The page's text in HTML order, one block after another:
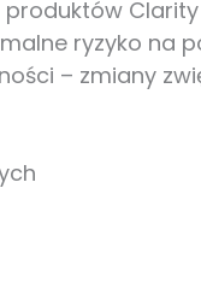
ryzyko na
– zmiany